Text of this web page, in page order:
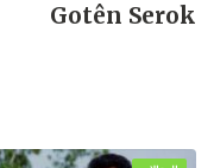
Gotên Serok